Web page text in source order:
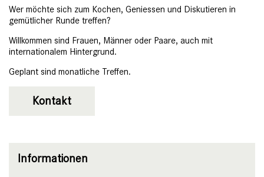
Wer möchte sich zum Kochen, Geniessen und Diskutieren in
gemütlicher Runde treffen?
Willkommen sind Frauen, Männer oder Paare, auch mit
internationalem Hintergrund.
Geplant sind monatliche Treffen.
Kontakt
Informationen